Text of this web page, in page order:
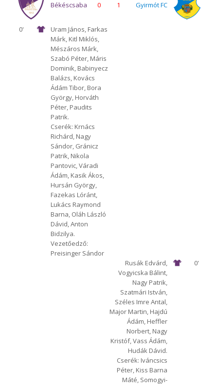
Békéscsaba
1912 Előre
0 Gyirmót FC
1
0'
Uram János, Farkas
Márk, Kitl Miklós,
Mészáros Márk,
Szabó Péter, Máris
Dominik, Babinyecz
Balázs, Kovács
Ádám Tibor, Bora
György, Horváth
Péter, Paudits
Patrik.
Cserék: Krnács
Richárd, Nagy
Sándor, Gránicz
Patrik, Nikola
Pantovic, Váradi
Ádám, Kasik Ákos,
Hursán György,
Fazekas Lóránt,
Lukács Raymond
Barna, Oláh László
Dávid, Anton
Bidzilya.
Vezetőedző:
Preisinger Sándor
0'
Rusák Edvárd,
Vogyicska Bálint,
Nagy Patrik,
Szatmári István,
Széles Imre Antal,
Major Martin, Hajdú
Ádám, Heffler
Norbert, Nagy
Kristóf, Vass Ádám,
Hudák Dávid.
Cserék: Iváncsics
Péter, Kiss Barna
Máté, Somogyi-